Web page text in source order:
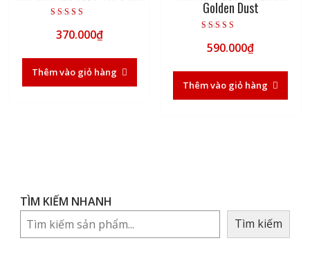
5.00
5 sao
370.000₫
Thêm vào giỏ hàng
Golden Dust
5.00
5 sao
590.000₫
Thêm vào giỏ hàng
TÌM KIẾM NHANH
Tìm kiếm